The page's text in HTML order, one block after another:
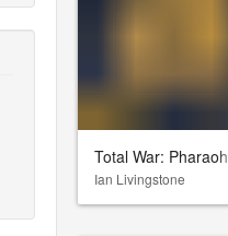
Total War: Pharaoh
Ian Livingstone